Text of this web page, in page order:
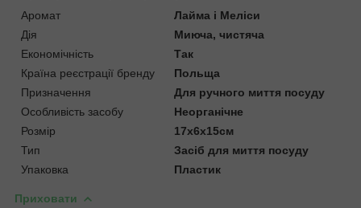
Аромат
Лайма і Меліси
Дія
Миюча, чистяча
Економічність
Так
Країна реєстрації бренду
Польща
Призначення
Для ручного миття посуду
Особливість засобу
Неорганічне
Розмір
17х6х15см
Тип
Засіб для миття посуду
Упаковка
Пластик
Приховати